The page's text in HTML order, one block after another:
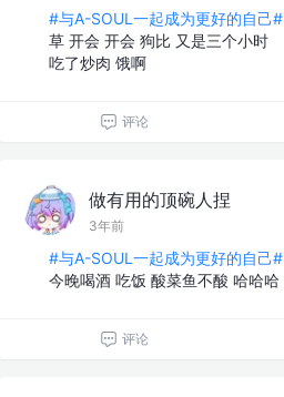
#与A-SOUL一起成为更好的自己#
草 开会 开会 狗比 又是三个小时
吃了炒肉 饿啊
评论
做有用的顶碗人捏
3年前
#与A-SOUL一起成为更好的自己#
今晚喝酒 吃饭 酸菜鱼不酸 哈哈哈
评论